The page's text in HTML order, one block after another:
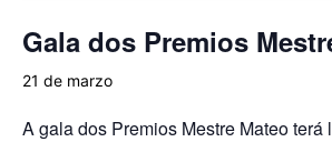
Gala dos Premios
21 de marzo
A gala dos Premios Mestre Mateo terá